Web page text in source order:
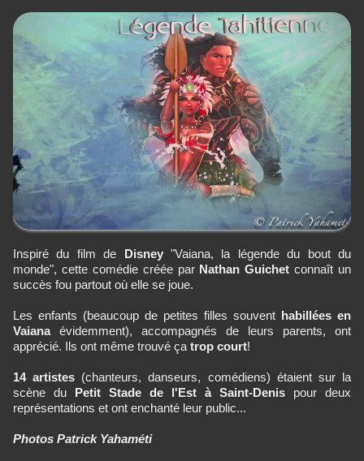
Inspiré du film de Disney"Vaiana, la légende du bout du
monde", cette comédie créée par Nathan Guichet connaît un
succès fou partout où elle se joue.
Les enfants (beaucoup de petites filles souvent habillées en
Vaiana évidemment), accompagnés de leurs parents, ont
apprécié. Ils ont même trouvé ça trop court!
14 artistes (chanteurs, danseurs, comédiens) étaient sur la
scène du Petit Stade de l'Est à Saint-Denis pour deux
représentations et ont enchanté leur public...
Photos Patrick Yahaméti